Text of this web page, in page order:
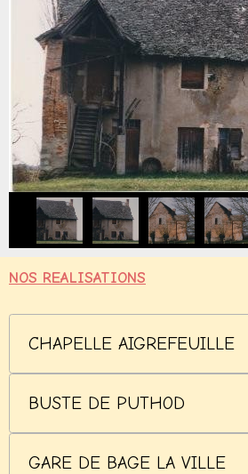
NOS REALISATIONS
CHAPELLE AIGREFEUILLE
BUSTE DE PUTHOD
GARE DE BAGE LA VILLE